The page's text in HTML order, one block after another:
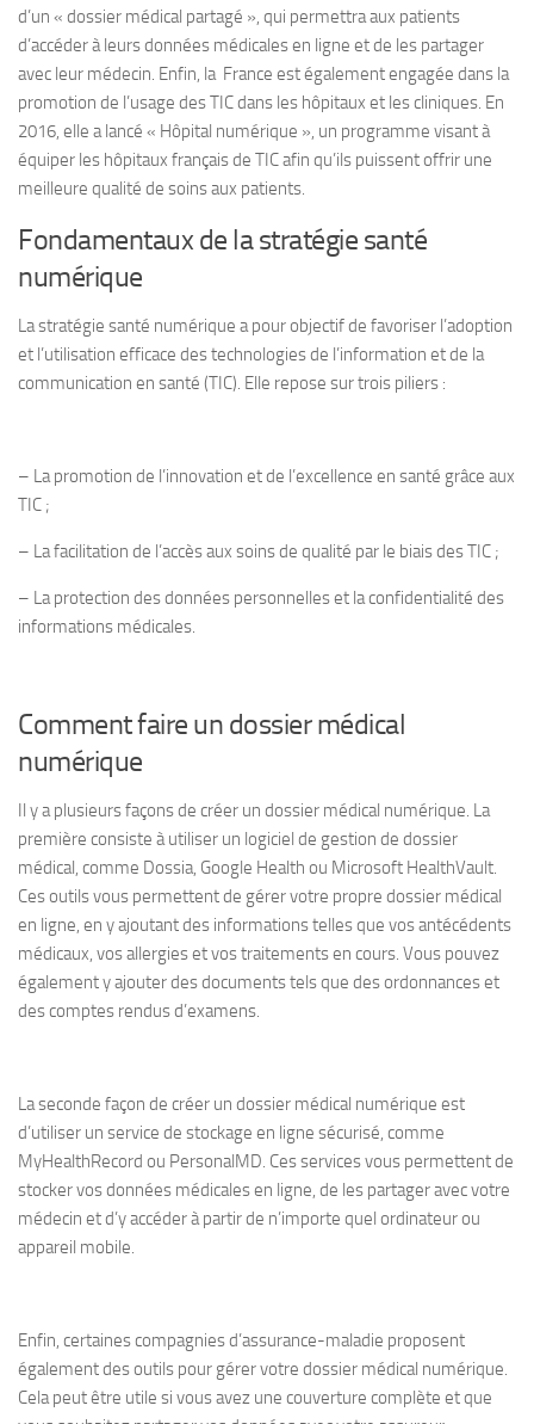
d’un « dossier médical partagé », qui permettra aux patients
d’accéder à leurs données médicales en ligne et de les partager
avec leur médecin. Enfin, la France est également engagée dans la
promotion de l’usage des TIC dans les hôpitaux et les cliniques. En
2016, elle a lancé « Hôpital numérique », un programme visant à
équiper les hôpitaux français de TIC afin qu’ils puissent offrir une
meilleure qualité de soins aux patients.
Fondamentaux de la stratégie santé
numérique
La stratégie santé numérique a pour objectif de favoriser l’adoption
et l’utilisation efficace des technologies de l’information et de la
communication en santé (TIC). Elle repose sur trois piliers :
– La promotion de l’innovation et de l’excellence en santé grâce aux
TIC ;
– La facilitation de l’accès aux soins de qualité par le biais des TIC ;
– La protection des données personnelles et la confidentialité des
informations médicales.
Comment faire un dossier médical
numérique
Il y a plusieurs façons de créer un dossier médical numérique. La
première consiste à utiliser un logiciel de gestion de dossier
médical, comme Dossia, Google Health ou Microsoft HealthVault.
Ces outils vous permettent de gérer votre propre dossier médical
en ligne, en y ajoutant des informations telles que vos antécédents
médicaux, vos allergies et vos traitements en cours. Vous pouvez
également y ajouter des documents tels que des ordonnances et
des comptes rendus d’examens.
La seconde façon de créer un dossier médical numérique est
d’utiliser un service de stockage en ligne sécurisé, comme
MyHealthRecord ou PersonalMD. Ces services vous permettent de
stocker vos données médicales en ligne, de les partager avec votre
médecin et d’y accéder à partir de n’importe quel ordinateur ou
appareil mobile.
Enfin, certaines compagnies d’assurance-maladie proposent
également des outils pour gérer votre dossier médical numérique.
Cela peut être utile si vous avez une couverture complète et que